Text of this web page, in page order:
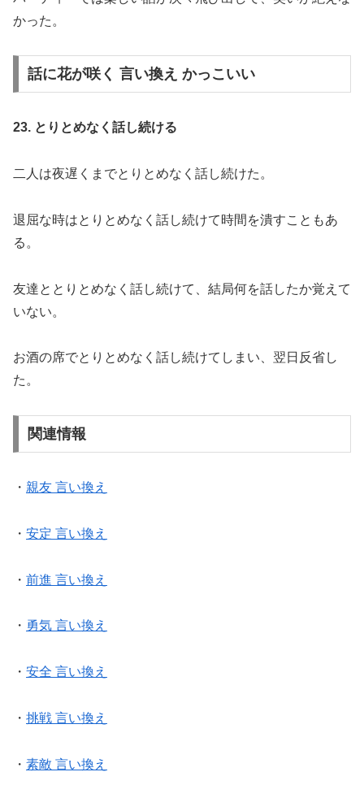
かった。
話に花が咲く 言い換え かっこいい
23. とりとめなく話し続ける
二人は夜遅くまでとりとめなく話し続けた。
退屈な時はとりとめなく話し続けて時間を潰すこともあ
る。
友達ととりとめなく話し続けて、結局何を話したか覚えて
いない。
お酒の席でとりとめなく話し続けてしまい、翌日反省し
た。
関連情報
・ 親友 言い換え
・ 安定 言い換え
・ 前進 言い換え
・ 勇気 言い換え
・ 安全 言い換え
・ 挑戦 言い換え
・ 素敵 言い換え